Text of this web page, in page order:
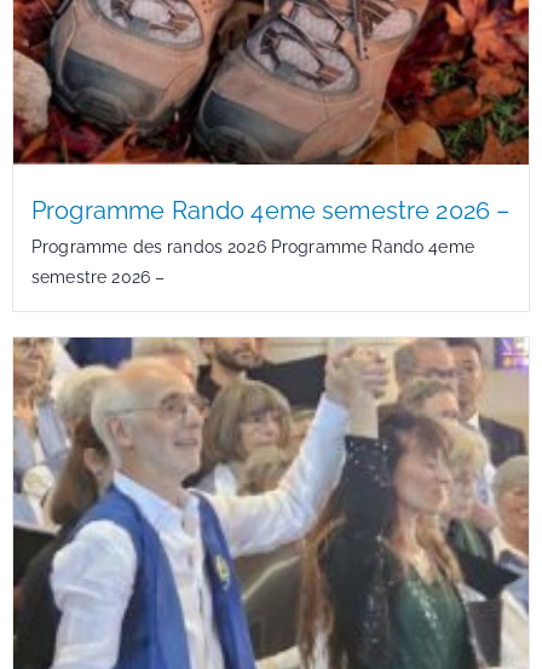
Programme Rando 4eme semestre 2026 –
Programme des randos 2026 Programme Rando 4eme
semestre 2026 –